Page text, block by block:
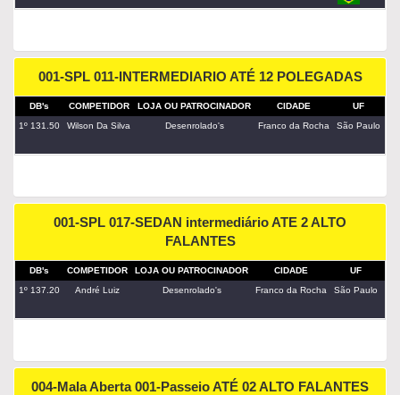
001-SPL 011-INTERMEDIARIO ATÉ 12 POLEGADAS
DB's COMPETIDOR LOJA OU PATROCINADOR CIDADE UF
1º 131.50
Wilson Da Silva Desenrolado's Franco da Rocha São Paulo
001-SPL 017-SEDAN intermediário ATE 2 ALTO
FALANTES
DB's COMPETIDOR LOJA OU PATROCINADOR CIDADE UF
1º 137.20
André Luiz Desenrolado's Franco da Rocha São Paulo
004-Mala Aberta 001-Passeio ATÉ 02 ALTO FALANTES